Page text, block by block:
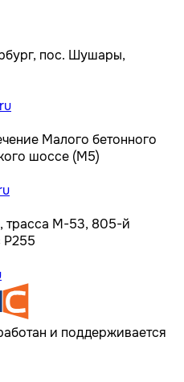
пос. Шушары,
Малого бетонного
шоссе (М5)
трасса M-53, 805-й
Р255
и поддерживается